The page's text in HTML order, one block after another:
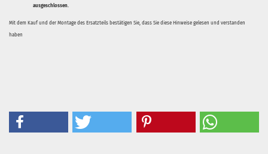
ausgeschlossen.
Mit dem Kauf und der Montage des Ersatzteils bestätigen Sie, dass Sie diese Hinweise gelesen und verstanden
haben